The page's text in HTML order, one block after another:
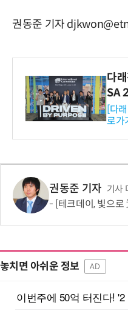
권동준 기자
다
SA
와
-바
보
[다
로가
권동준 기자 기사
[테크데이, 빛으로 通한다]<3>머크
놓치면 아쉬운 정보 AD